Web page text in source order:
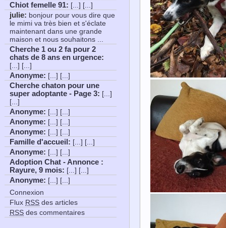
Chiot femelle 91: [...] [...]
julie: bonjour pour vous dire que
le mimi va très bien et s'éclate
maintenant dans une grande
maison et nous souhaitons ...
Cherche 1 ou 2 fa pour 2
chats de 8 ans en urgence:
[...] [...]
Anonyme: [...] [...]
Cherche chaton pour une
super adoptante - Page 3: [...]
[...]
Anonyme: [...] [...]
Anonyme: [...] [...]
Anonyme: [...] [...]
Famille d'accueil : [...] [...]
Anonyme: [...] [...]
Adoption Chat - Annonce :
Rayure, 9 mois: [...] [...]
Anonyme: [...] [...]
Connexion
Flux RSS des articles
RSS des commentaires